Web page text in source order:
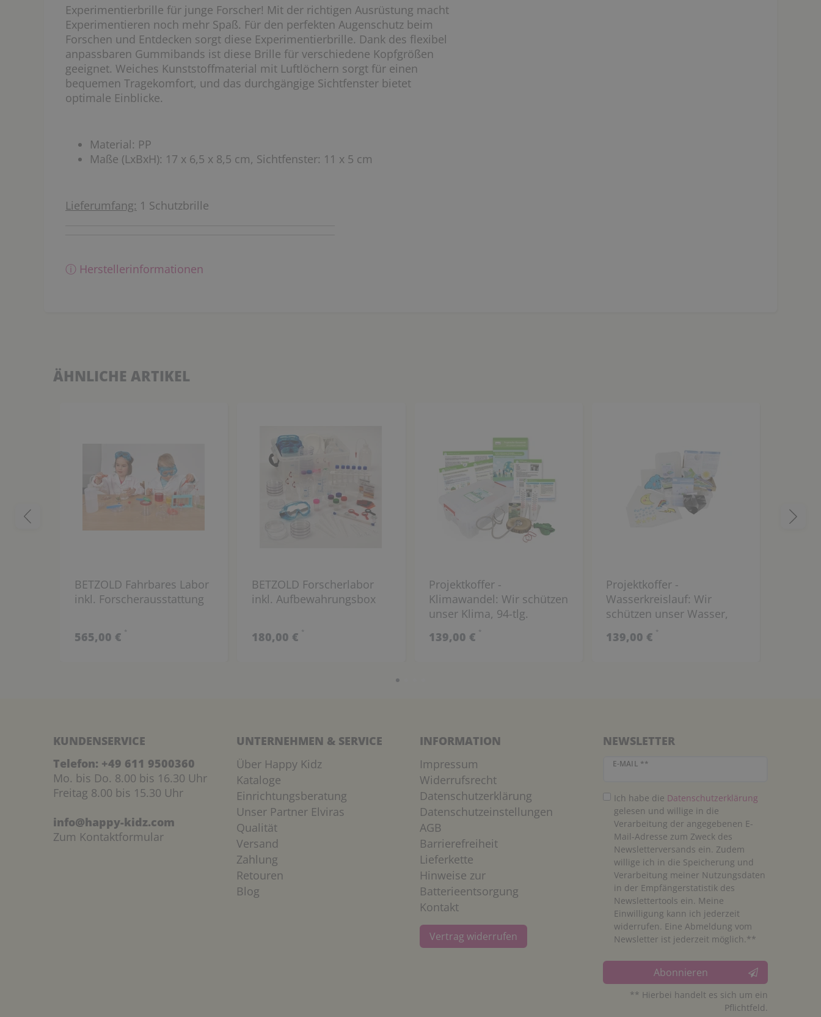
Experimentierbrille für junge Forscher! Mit der richtigen Ausrüstung macht
Experimentieren noch mehr Spaß. Für den perfekten Augenschutz beim
Forschen und Entdecken sorgt diese Experimentierbrille. Dank des flexibel
anpassbaren Gummibands ist diese Brille für verschiedene Kopfgrößen
geeignet. Weiches Kunststoffmaterial mit Luftlöchern sorgt für einen
bequemen Tragekomfort, und das durchgängige Sichtfenster bietet
optimale Einblicke.
Material: PP
Maße (LxBxH): 17 x 6,5 x 8,5 cm, Sichtfenster: 11 x 5 cm
Lieferumfang: 1 Schutzbrille
ⓘ Herstellerinformationen
ÄHNLICHE ARTIKEL
BETZOLD Fahrbares Labor
inkl. Forscherausstattung
565,00 € *
BETZOLD Forscherlabor
inkl. Aufbewahrungsbox
180,00 € *
Projektkoffer -
Klimawandel: Wir schützen
unser Klima, 94-tlg.
139,00 € *
Projektkoffer -
Wasserkreislauf: Wir
schützen unser Wasser,
139,00 € *
KUNDENSERVICE
Telefon: +49 611 9500360
Mo. bis Do. 8.00 bis 16.30 Uhr
Freitag 8.00 bis 15.30 Uhr
info@happy-kidz.com
Zum Kontaktformular
UNTERNEHMEN & SERVICE
Über Happy Kidz
Kataloge
Einrichtungsberatung
Unser Partner Elviras
Qualität
Versand
Zahlung
Retouren
Blog
INFORMATION
Impressum
Widerrufsrecht
Datenschutzerklärung
Datenschutzeinstellungen
AGB
Barrierefreiheit
Lieferkette
Hinweise zur
Batterieentsorgung
Kontakt
Vertrag widerrufen
NEWSLETTER
E-MAIL **
Newsletter Honig
Ich habe die Daten­schutz­erklärung
gelesen und willige in die
Verarbeitung der angegebenen E-
Mail-Adresse zum Zweck des
Newsletterversands ein. Zudem
willige ich in die Speicherung und
Verarbeitung meiner Nutzungsdaten
in der Empfängerstatistik des
Newslettertools ein. Meine
Einwilligung kann ich jederzeit
widerrufen. Eine Abmeldung vom
Newsletter ist jederzeit möglich.**
Abonnieren
** Hierbei handelt es sich um ein
Pflichtfeld.